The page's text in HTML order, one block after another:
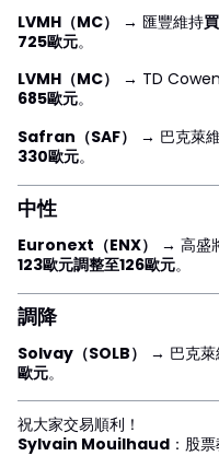
LVMH（MC） → 匯豐維持
725歐元。
LVMH（MC）
→ TD
685歐元。
Safran（SAF）
→ 巴克萊
330歐元。
中性
Euronext（ENX） → 高盛
123歐元調整至126歐元。
調降
Solvay（SOLB） → 巴克萊
歐元。
祝大家交易順利！
Sylvain Mouilhaud ：股票